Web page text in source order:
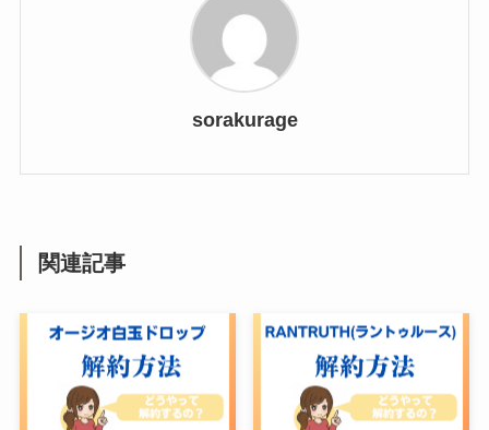
sorakurage
関連記事